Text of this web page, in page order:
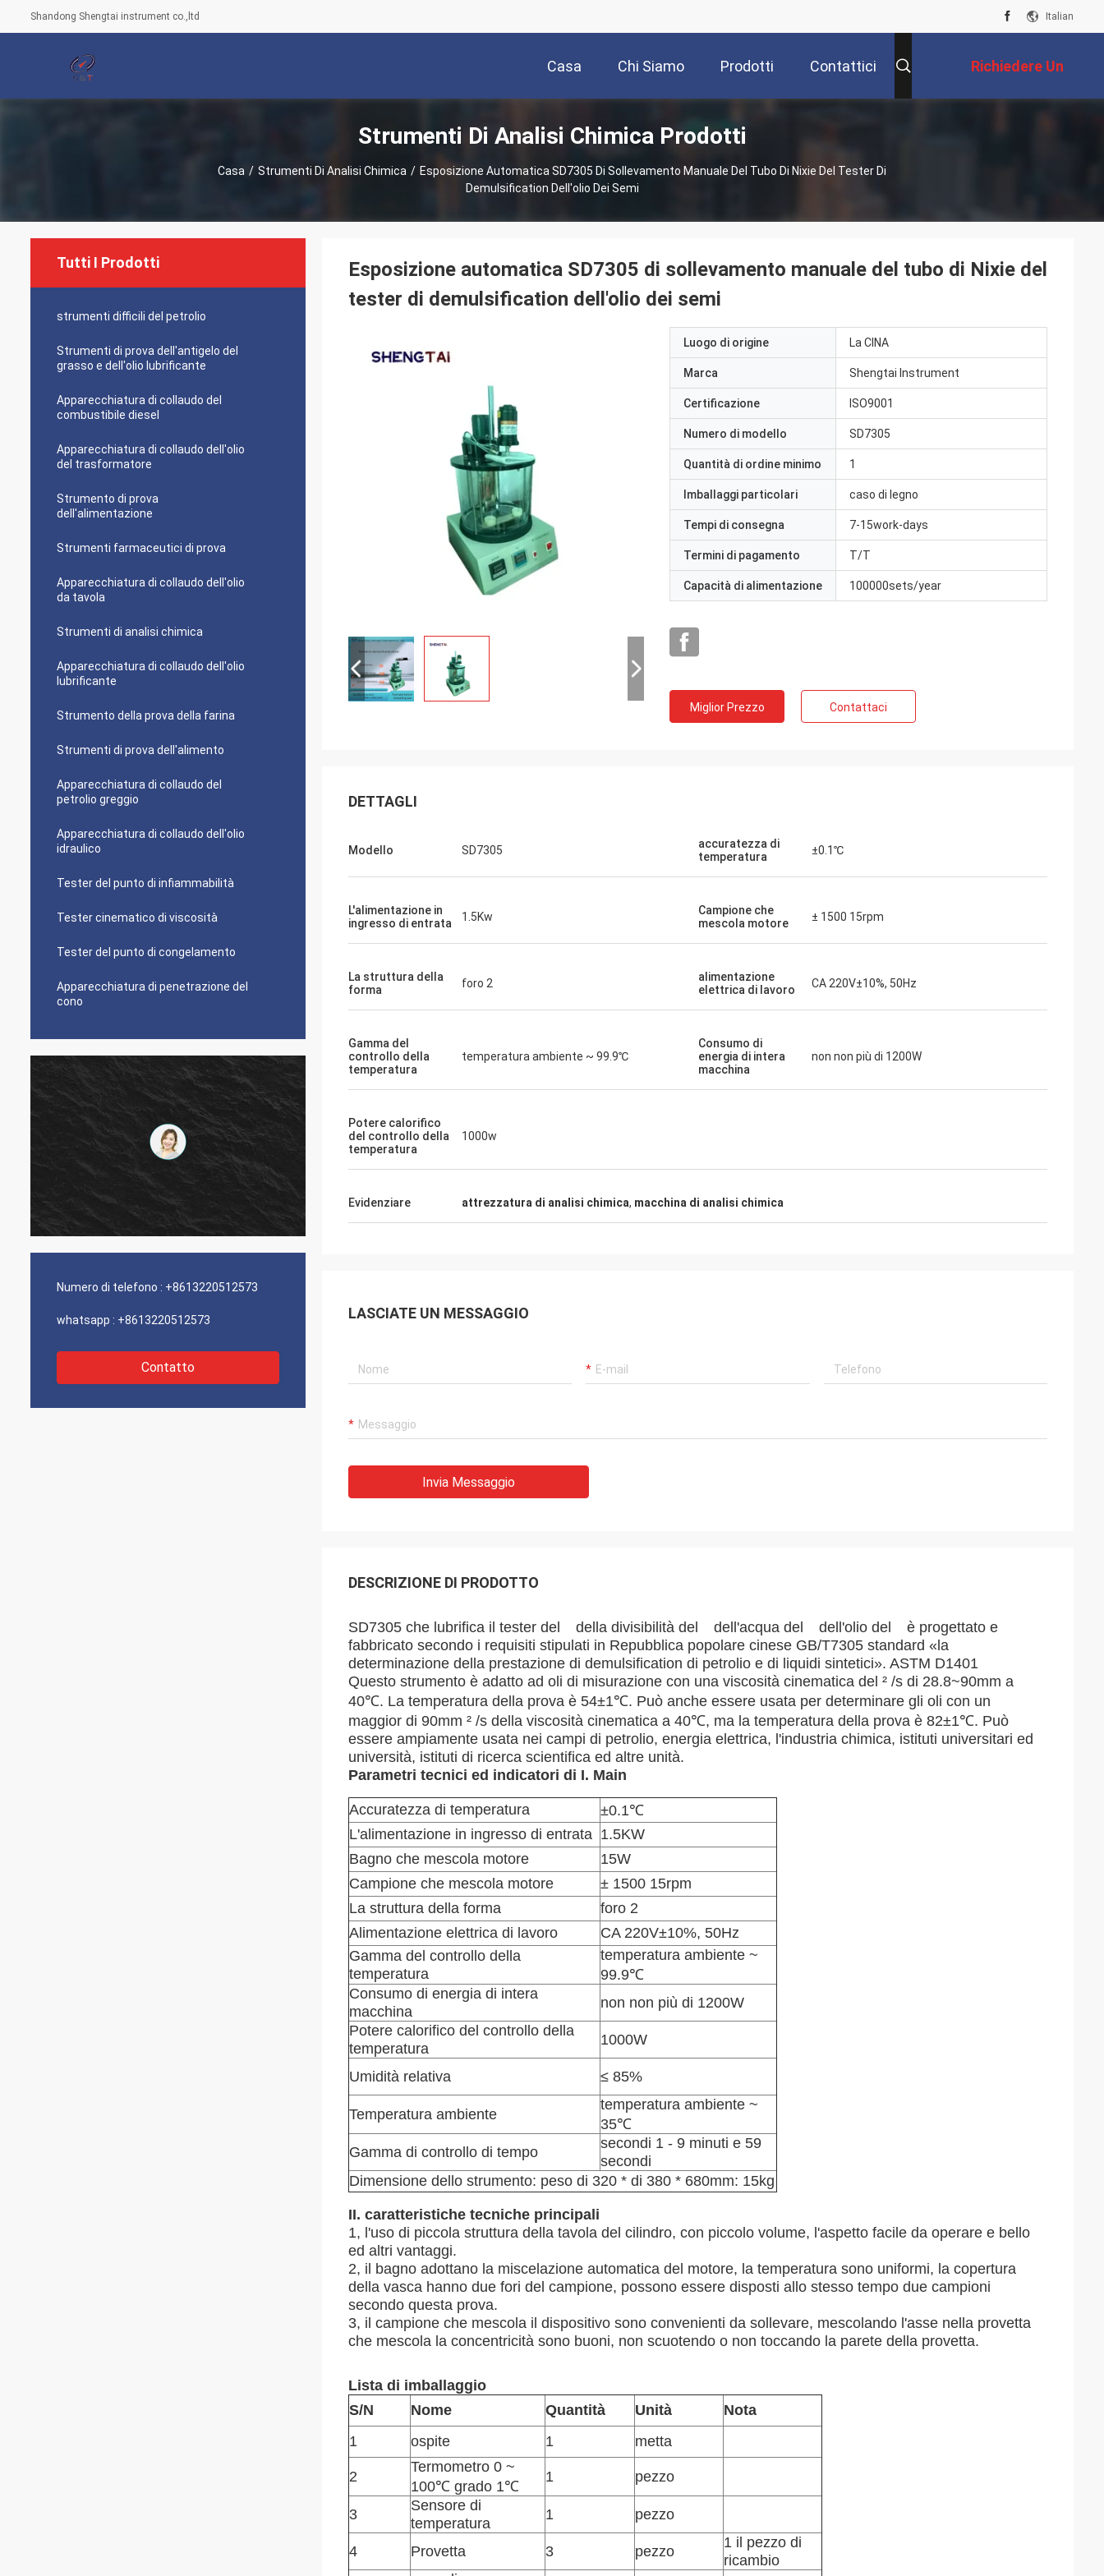
Shandong Shengtai instrument co.,ltd Italian
Casa Chi Siamo Prodotti Contattici Richiedere Un
Preventivo
Strumenti Di Analisi Chimica Prodotti
Casa / Strumenti Di Analisi Chimica / Esposizione Automatica SD7305 Di Sollevamento Manuale Del Tubo Di Nixie Del Tester Di
Demulsification Dell'olio Dei Semi
Tutti I Prodotti
strumenti difficili del petrolio
Strumenti di prova dell'antigelo del
grasso e dell'olio lubrificante
Apparecchiatura di collaudo del
combustibile diesel
Apparecchiatura di collaudo dell'olio
del trasformatore
Strumento di prova
dell'alimentazione
Strumenti farmaceutici di prova
Apparecchiatura di collaudo dell'olio
da tavola
Strumenti di analisi chimica
Apparecchiatura di collaudo dell'olio
lubrificante
Strumento della prova della farina
Strumenti di prova dell'alimento
Apparecchiatura di collaudo del
petrolio greggio
Apparecchiatura di collaudo dell'olio
idraulico
Tester del punto di infiammabilità
Tester cinematico di viscosità
Tester del punto di congelamento
Apparecchiatura di penetrazione del
cono
Numero di telefono : +8613220512573
whatsapp : +8613220512573
Contatto
Esposizione automatica SD7305 di sollevamento manuale del tubo di Nixie del
tester di demulsification dell'olio dei semi
Luogo di origine La CINA
Marca Shengtai Instrument
Certificazione ISO9001
Numero di modello SD7305
Quantità di ordine minimo 1
Imballaggi particolari caso di legno
Tempi di consegna 7-15work-days
Termini di pagamento T/T
Capacità di alimentazione 100000sets/year
Miglior Prezzo Contattaci
DETTAGLI
Modello SD7305
accuratezza di
temperatura
±0.1℃
L'alimentazione in
ingresso di entrata
1.5Kw
Campione che
mescola motore
± 1500 15rpm
La struttura della
forma
foro 2
alimentazione
elettrica di lavoro
CA 220V±10%, 50Hz
Gamma del
controllo della
temperatura
temperatura ambiente ~ 99.9℃
Consumo di
energia di intera
macchina
non non più di 1200W
Potere calorifico
del controllo della
temperatura
1000w
Evidenziare attrezzatura di analisi chimica, macchina di analisi chimica
LASCIATE UN MESSAGGIO
Invia Messaggio
DESCRIZIONE DI PRODOTTO
SD7305 che lubrifica il tester del della divisibilità del dell'acqua del dell'olio del è progettato e
fabbricato secondo i requisiti stipulati in Repubblica popolare cinese GB/T7305 standard «la
determinazione della prestazione di demulsification di petrolio e di liquidi sintetici». ASTM D1401
Questo strumento è adatto ad oli di misurazione con una viscosità cinematica del ² /s di 28.8~90mm a
40℃. La temperatura della prova è 54±1℃. Può anche essere usata per determinare gli oli con un
maggior di 90mm ² /s della viscosità cinematica a 40℃, ma la temperatura della prova è 82±1℃. Può
essere ampiamente usata nei campi di petrolio, energia elettrica, l'industria chimica, istituti universitari ed
università, istituti di ricerca scientifica ed altre unità.
Parametri tecnici ed indicatori di I. Main
Accuratezza di temperatura
±0.1℃
L'alimentazione in ingresso di entrata 1.5KW
Bagno che mescola motore
15W
Campione che mescola motore
± 1500 15rpm
La struttura della forma
foro 2
Alimentazione elettrica di lavoro
CA 220V±10%, 50Hz
Gamma del controllo della
temperatura
temperatura ambiente ~
99.9℃
Consumo di energia di intera
macchina
non non più di 1200W
Potere calorifico del controllo della
temperatura
1000W
Umidità relativa ≤ 85%
Temperatura ambiente
temperatura ambiente ~
35℃
Gamma di controllo di tempo
secondi 1 - 9 minuti e 59
secondi
Dimensione dello strumento: peso di 320 * di 380 * 680mm: 15kg
II. caratteristiche tecniche principali
1, l'uso di piccola struttura della tavola del cilindro, con piccolo volume, l'aspetto facile da operare e bello
ed altri vantaggi.
2, il bagno adottano la miscelazione automatica del motore, la temperatura sono uniformi, la copertura
della vasca hanno due fori del campione, possono essere disposti allo stesso tempo due campioni
secondo questa prova.
3, il campione che mescola il dispositivo sono convenienti da sollevare, mescolando l'asse nella provetta
che mescola la concentricità sono buoni, non scuotendo o non toccando la parete della provetta.
Lista di imballaggio
S/N
Nome Quantità Unità
Nota
1
ospite 1 metta
2
Termometro 0 ~
100℃ grado 1℃
1 pezzo
3
Sensore di
temperatura
1 pezzo
4 Provetta 3 pezzo
1 il pezzo di
ricambio